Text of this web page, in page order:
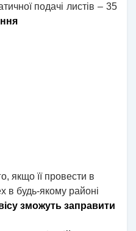
подачі листів – 35
якщо її провести в
в будь-якому районі
зможуть заправити